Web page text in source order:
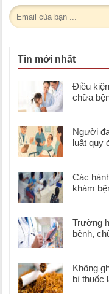
Tin mới nhất
Điều
chữa
Người
luật quy
Các
khám
Trường
bệnh,
Không
bì thuốc